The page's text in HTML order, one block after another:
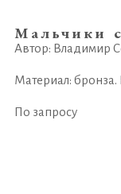
Мальчики
Автор: Владимир
Материал: бронза.
По запросу